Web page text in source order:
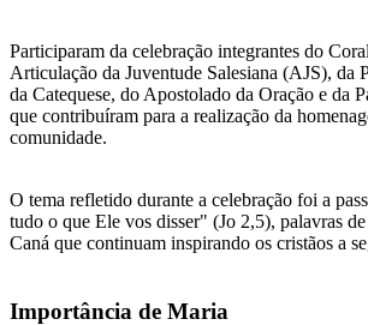
Participaram da celebração integrantes do
Articulação da Juventude Salesiana (AJS), da
da Catequese, do Apostolado da Oração e da
que contribuíram para a realização da
comunidade.
O tema refletido durante a celebração foi a
tudo o que Ele vos disser" (Jo 2,5), palavras
Caná que continuam inspirando os cristãos a
Importância de Maria